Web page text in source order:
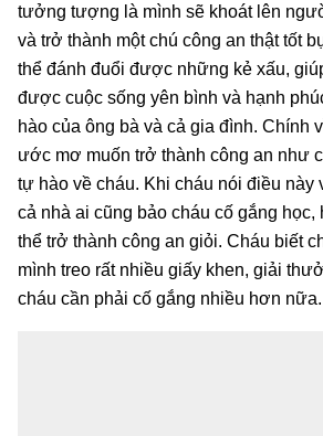
tưởng tượng là mình sẽ khoát lên
và trở thành một chú công an thật tốt
thể đánh đuổi được những kẻ xấu,
được cuộc sống yên bình và hạnh
hào của ông bà và cả gia đình. Chính
ước mơ muốn trở thành công an như
tự hào về cháu. Khi cháu nói điều này
cả nhà ai cũng bảo cháu cố gắng học,
thể trở thành công an giỏi. Cháu biết
mình treo rất nhiều giấy khen, giải
cháu cần phải cố gắng nhiều hơn nữa.